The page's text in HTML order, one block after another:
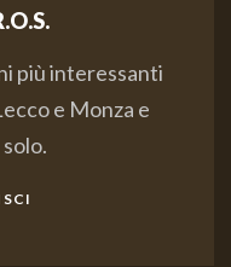
più interessanti
e Monza e